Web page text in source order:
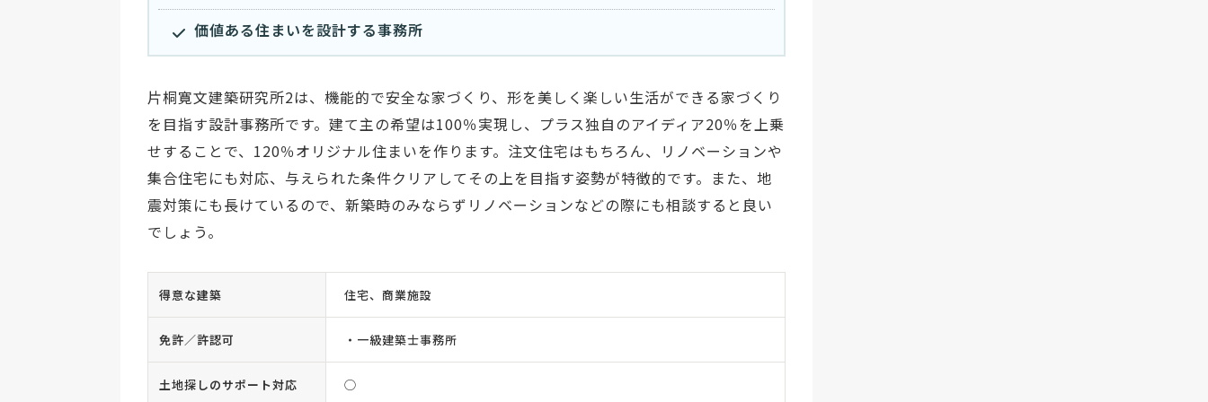
価値ある住まいを設計する事務所
片桐寛文建築研究所2は、機能的で安全な家づくり、形を美しく楽しい生活ができる家づくり
を目指す設計事務所です。建て主の希望は100％実現し、プラス独自のアイディア20％を上乗
せすることで、120％オリジナル住まいを作ります。注文住宅はもちろん、リノベーションや
集合住宅にも対応、与えられた条件クリアしてその上を目指す姿勢が特徴的です。また、地
震対策にも長けているので、新築時のみならずリノベーションなどの際にも相談すると良い
でしょう。
得意な建築 住宅、商業施設
免許／許認可 ・一級建築士事務所
土地探しのサポート対応 ◯